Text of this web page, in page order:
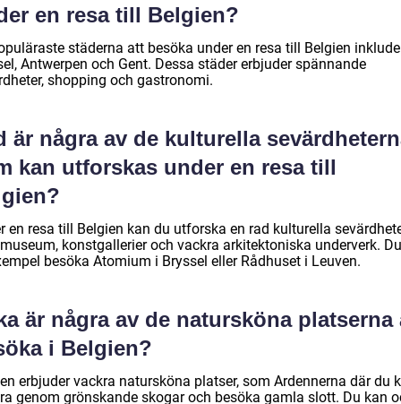
en resa till Belgien?
städerna att besöka under en resa till Belgien
Antwerpen och Gent. Dessa städer erbjuder spännande
shopping och gastronomi.
är några av de kulturella
kan utforskas under en resa till
en resa till Belgien kan du utforska en rad kulturella
konstgallerier och vackra arkitektoniska underverk.
besöka Atomium i Bryssel eller Rådhuset i Leuven.
är några av de natursköna platserna
i Belgien?
erbjuder vackra natursköna platser, som Ardennerna där du
genom grönskande skogar och besöka gamla slott. Du kan